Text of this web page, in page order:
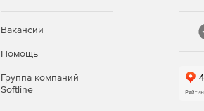
Вакансии
Помощь
Группа компаний
Softline